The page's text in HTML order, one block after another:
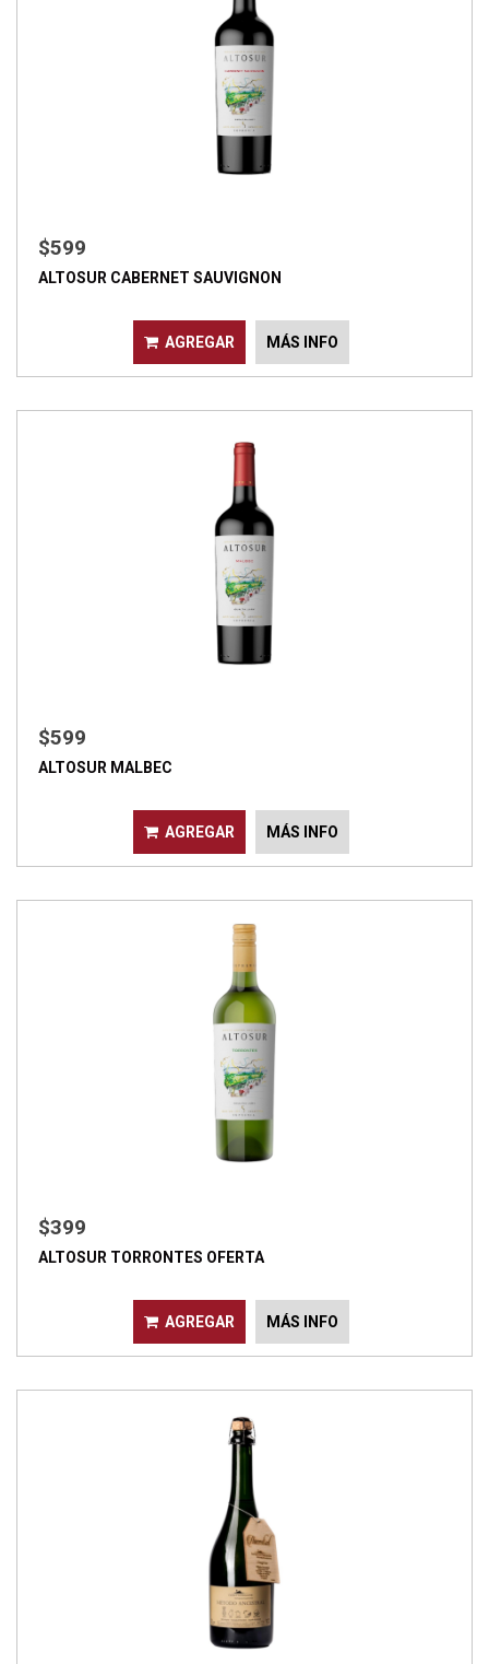
$599
ALTOSUR CABERNET SAUVIGNON
AGREGAR MÁS INFO
$599
ALTOSUR MALBEC
AGREGAR MÁS INFO
$399
ALTOSUR TORRONTES OFERTA
AGREGAR MÁS INFO